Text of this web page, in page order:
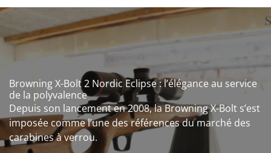
Browning X-Bolt 2 Nordic Eclipse : l’élégance au service
de la polyvalence
Depuis son lancement en 2008, la Browning X-Bolt s’est
imposée comme l’une des références du marché des
carabines à verrou.